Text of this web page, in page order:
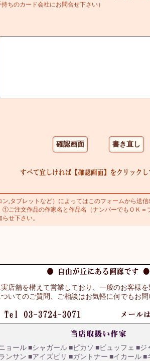
持ちのカード会社にお問合せ下さい）
,タブレットなど）によってはこのフォームから送
①ご注文作品の作家名と作品名（ナンバーでもＯＫ
せ下さい。
店舗を構えて営業しており、一般のお客様
いてのご質問、ご相談はお気軽に何でもお
ョール■シャガール■ピカソ ■ビュッフェ ■ジ
ンサン ■アイズピリ ■ガントナー ■イカール■